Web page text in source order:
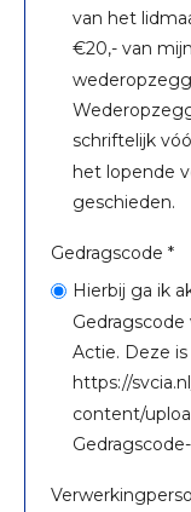
van het
€20,- van
schriftelijk
het lopende
geschieden.
Gedragscode *
Hierbij ga ik
Actie. Deze
https://
content/